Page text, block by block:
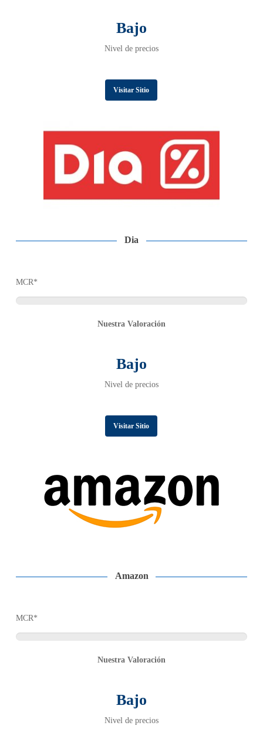
Bajo
Nivel de precios
Visitar Sitio
Dia
MCR*
Nuestra Valoración
Bajo
Nivel de precios
Visitar Sitio
Amazon
MCR*
Nuestra Valoración
Bajo
Nivel de precios